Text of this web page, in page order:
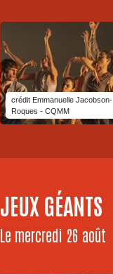
crédit Emmanuelle Jacobson-
Roques - CQMM
JEUX GÉANTS
Le mercredi 26 août